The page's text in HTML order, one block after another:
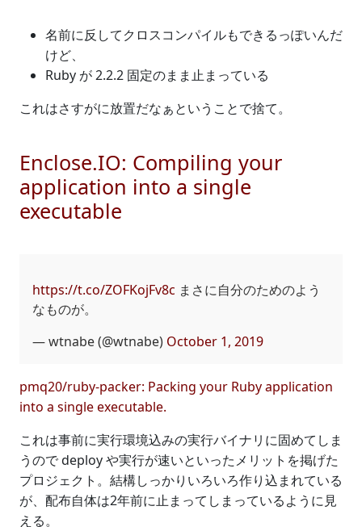
名前に反してクロスコンパイルもできるっぽいんだ
けど、
Ruby が 2.2.2 固定のまま止まっている
これはさすがに放置だなぁということで捨て。
Enclose.IO: Compiling your
application into a single
executable
https://t.co/ZOFKojFv8c まさに自分のためのよう
なものが。
— wtnabe (@wtnabe) October 1, 2019
pmq20/ruby-packer: Packing your Ruby application
into a single executable.
これは事前に実行環境込みの実行バイナリに固めてしま
うので deploy や実行が速いといったメリットを掲げた
プロジェクト。結構しっかりいろいろ作り込まれている
が、配布自体は2年前に止まってしまっているように見
える。